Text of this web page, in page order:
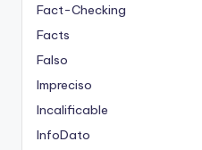
Fact-Checking
Facts
Falso
Impreciso
Incalificable
InfoDato